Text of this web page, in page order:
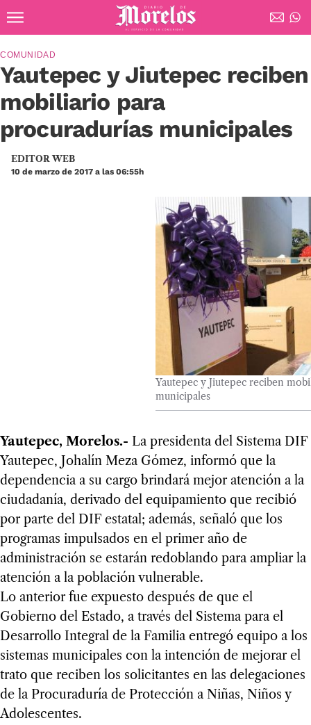
Diario de Morelos
Yautepec y Jiutepec reciben
mobiliario para
procuradurías municipales
COMUNIDAD
EDITOR WEB
10 de marzo de 2017 a las 06:55h
Yautepec y Jiutepec reciben
municipales
Yautepec, Morelos.- La presidenta del Sistema DIF
Yautepec, Johalín Meza Gómez, informó que la
dependencia a su cargo brindará mejor atención a la
ciudadanía, derivado del equipamiento que recibió
por parte del DIF estatal; además, señaló que los
programas impulsados en el primer año de
administración se estarán redoblando para ampliar la
atención a la población vulnerable.
Lo anterior fue expuesto después de que el
Gobierno del Estado, a través del Sistema para el
Desarrollo Integral de la Familia entregó equipo a los
sistemas municipales con la intención de mejorar el
trato que reciben los solicitantes en las delegaciones
de la Procuraduría de Protección a Niñas, Niños y
Adolescentes.